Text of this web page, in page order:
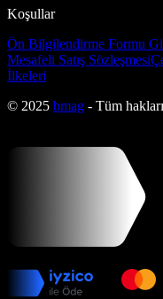
Koşullar
Ön Bilgilendirme Formu
Mesafeli Satış Sözleşmesi
İlkeleri
© 2025 bmag - Tüm hakları